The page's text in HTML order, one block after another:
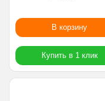
В корзину
Купить в 1 клик